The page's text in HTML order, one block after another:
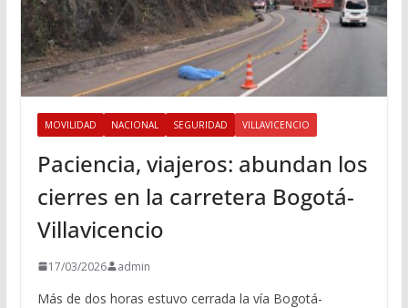
MOVILIDAD NACIONAL SEGURIDAD VILLAVICENCIO
Paciencia, viajeros: abundan los
cierres en la carretera Bogotá-
Villavicencio
17/03/2026 admin
Más de dos horas estuvo cerrada la vía Bogotá-